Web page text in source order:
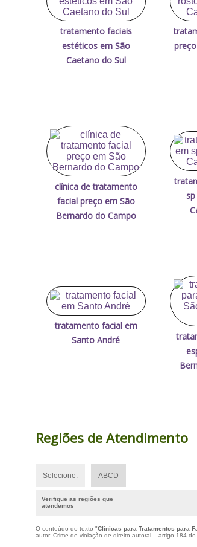
tratamento faciais
estéticos em São
Caetano do Sul
clínica de tratamento
facial preço em São
Bernardo do Campo
tratamento facial em
Santo André
Regiões de Atendimento
Selecione: ABCD
Verifique as regiões que
atendemos
O conteúdo do texto "Clínicas para Tratamentos para
autor. Crime de violação de direito autoral – artigo 184